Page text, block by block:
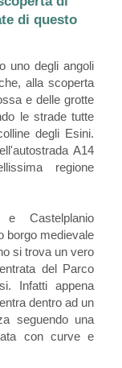
di questo
uno degli angoli
alla scoperta
e delle grotte
le strade tutte
degli Esini.
A14
regione
Castelplanio
borgo medievale
si trova un vero
del Parco
Infatti appena
dentro ad un
seguendo una
con curve e